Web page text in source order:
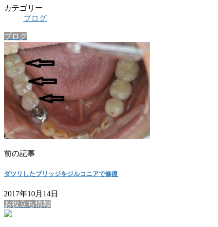
カテゴリー
ブログ
ブログ
前の記事
ダツリしたブリッジをジルコニアで修復
2017年10月14日
お役立ち情報